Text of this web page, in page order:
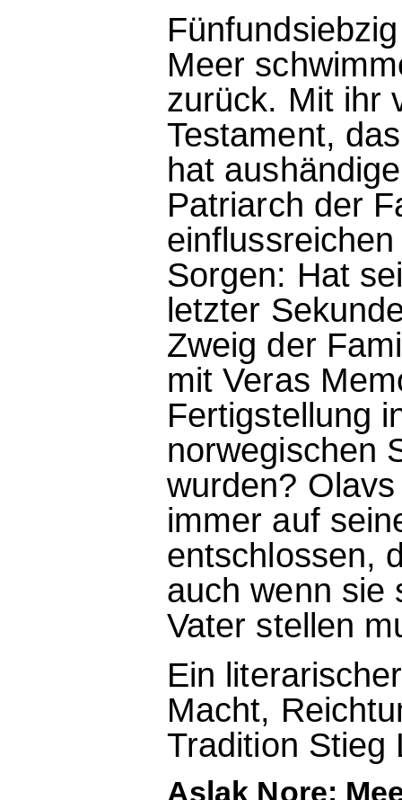
Meer
zurück. Mit ihr
Testament,
hat
Patriarch der
Sorgen: Hat
letzter
Zweig der
mit Veras
Fertigstellung
norwegischen
wurden?
immer auf
entschlossen,
auch wenn sie
Vater stellen
Ein
Macht,
Tradition Stieg
Aslak Nore: